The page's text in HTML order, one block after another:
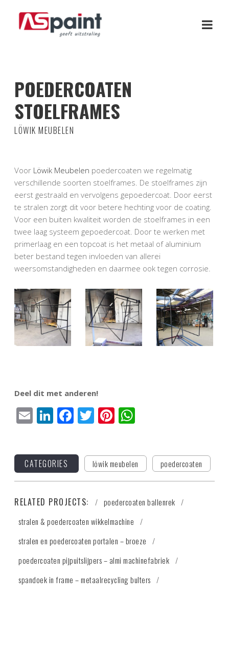
POEDERCOATEN
STOELFRAMES
LÖWIK MEUBELEN
Voor Löwik Meubelen poedercoaten we regelmatig
verschillende soorten stoelframes. De stoelframes zijn
eerst gestraald en vervolgens gepoedercoat. Door eerst
te stralen zorgt dit voor betere hechting voor de coating.
Voor een buiten kwaliteit worden de stoelframes in een
twee laag systeem gepoedercoat. Door te werken met
primerlaag en een topcoat is het metaal of aluminium
beter bestand tegen invloeden van allerei
weersomstandigheden en daarmee ook tegen corrosie.
Deel dit met anderen!
EmailLinkedIn
Facebook
TwitterPinterest
CATEGORIES löwik meubelen poedercoaten
RELATED PROJECTS:
poedercoaten ballenrek
stralen & poedercoaten wikkelmachine
stralen en poedercoaten portalen – broeze
poedercoaten pijpuitslijpers – almi machinefabriek
spandoek in frame – metaalrecycling bulters